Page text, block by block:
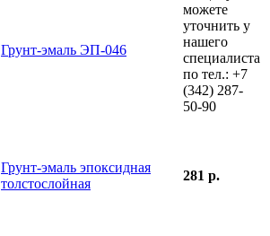
Грунт-эмаль ЭП-046
можете
уточнить у
нашего
специалиста
по тел.: +7
(342) 287-
50-90
Грунт-эмаль эпоксидная
толстослойная
281 р.